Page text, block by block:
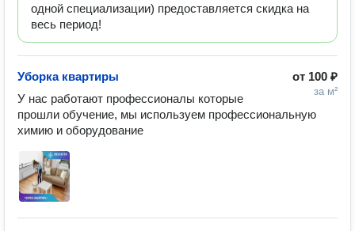
одной специализации) предоставляется скидка на
весь период!
от 100 ₽
за м²
Уборка квартиры
У нас работают профессионалы которые
прошли обучение, мы используем профессиональную
химию и оборудование